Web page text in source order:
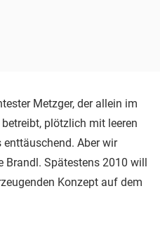
Metzger, der allein im
plötzlich mit leeren
enttäuschend. Aber wir
Spätestens 2010 will
Konzept auf dem